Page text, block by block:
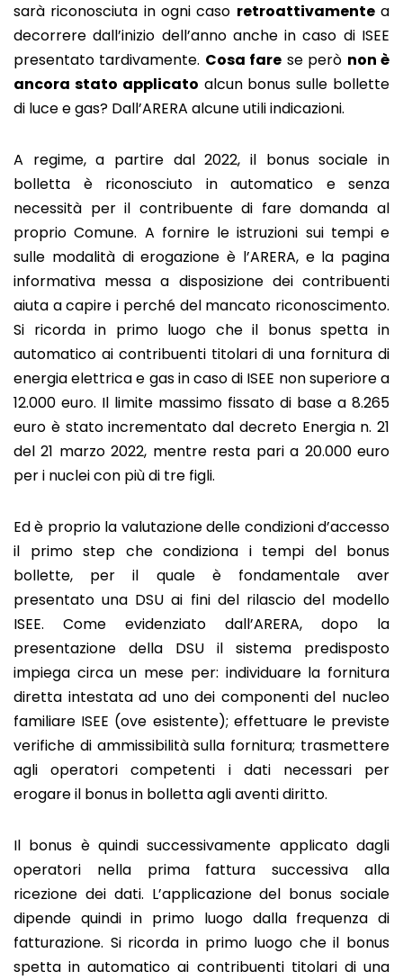
sarà riconosciuta in ogni caso retroattivamentea
decorrere dall’inizio dell’anno anche in caso di ISEE
presentato tardivamente. Cosa fare se però non è
ancora stato applicato alcun bonus sulle bollette
di luce e gas? Dall’ARERA alcune utili indicazioni.
A regime, a partire dal 2022, il bonus sociale in
bolletta è riconosciuto in automatico e senza
necessità per il contribuente di fare domanda al
proprio Comune. A fornire le istruzioni sui tempi e
sulle modalità di erogazione è l’ARERA, e la pagina
informativa messa a disposizione dei contribuenti
aiuta a capire i perché del mancato riconoscimento.
Si ricorda in primo luogo che il bonus spetta in
automatico ai contribuenti titolari di una fornitura di
energia elettrica e gas in caso di ISEE non superiore a
12.000 euro. Il limite massimo fissato di base a 8.265
euro è stato incrementato dal decreto Energia n. 21
del 21 marzo 2022, mentre resta pari a 20.000 euro
per i nuclei con più di tre figli.
Ed è proprio la valutazione delle condizioni d’accesso
il primo step che condiziona i tempi del bonus
bollette, per il quale è fondamentale aver
presentato una DSU ai fini del rilascio del modello
ISEE. Come evidenziato dall’ARERA, dopo la
presentazione della DSU il sistema predisposto
impiega circa un mese per: individuare la fornitura
diretta intestata ad uno dei componenti del nucleo
familiare ISEE (ove esistente); effettuare le previste
verifiche di ammissibilità sulla fornitura; trasmettere
agli operatori competenti i dati necessari per
erogare il bonus in bolletta agli aventi diritto.
Il bonus è quindi successivamente applicato dagli
operatori nella prima fattura successiva alla
ricezione dei dati. L’applicazione del bonus sociale
dipende quindi in primo luogo dalla frequenza di
fatturazione. Si ricorda in primo luogo che il bonus
spetta in automatico ai contribuenti titolari di una